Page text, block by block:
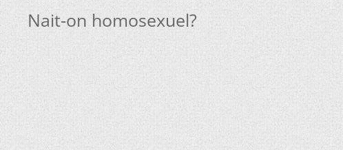
Nait-on homosexuel?